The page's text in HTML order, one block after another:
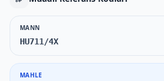
MANN
HU711/4X
MAHLE